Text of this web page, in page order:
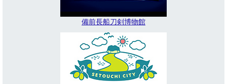
備前長船刀剣博物館